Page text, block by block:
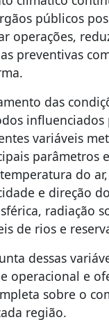
públicos
operações,
preventivas
das
influenciados
variáveis
parâmetros
do
e direção
radiação
de rios e
dessas
operacional e
sobre o
região.